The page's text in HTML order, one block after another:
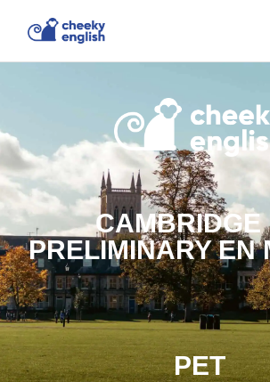
CAMBRIDGE
PRELIMINARY EN
PET